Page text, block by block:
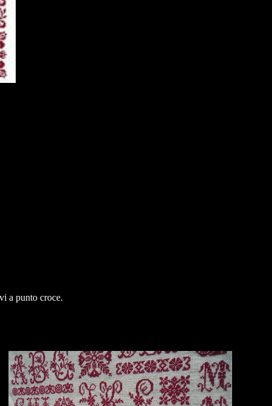
a punto croce.